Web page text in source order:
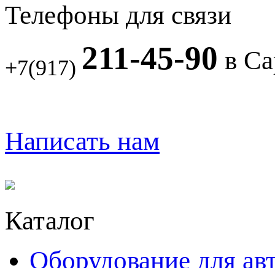
Телефоны для связи
+7(917) 211-45-90 в
Написать нам
Каталог
Оборудование для